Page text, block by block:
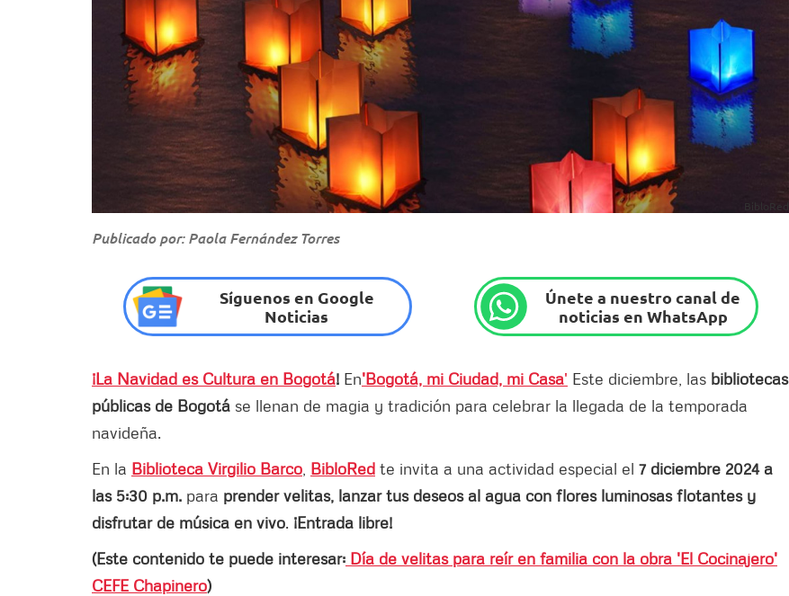
BibloRed
Publicado por: Paola Fernández Torres
Síguenos en Google
Noticias
Únete a nuestro canal de
noticias en WhatsApp
¡La Navidad es Cultura en Bogotá! En'Bogotá, mi Ciudad, mi Casa' Este diciembre, las bibliotecas
públicas de Bogotá se llenan de magia y tradición para celebrar la llegada de la temporada
navideña.
En la Biblioteca Virgilio Barco BibloRed te invita a una actividad especial el 7 diciembre 2024 a
las 5:30 p.m. para prender velitas, lanzar tus deseos al agua con flores luminosas flotantes y
disfrutar de música en vivo. ¡Entrada libre!
(Este contenido te puede interesar: Día de velitas para reír en familia con la obra 'El Cocinajero'
CEFE Chapinero)